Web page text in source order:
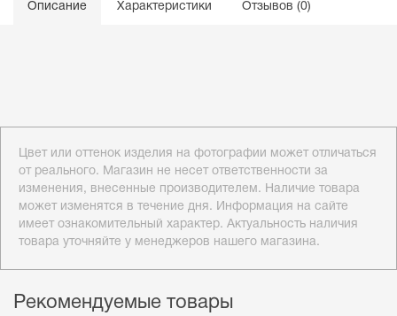
Описание Характеристики Отзывов (0)
Цвет или оттенок изделия на фотографии может отличаться
от реального. Магазин не несет ответственности за
изменения, внесенные производителем. Наличие товара
может изменятся в течение дня. Информация на сайте
имеет ознакомительный характер. Актуальность наличия
товара уточняйте у менеджеров нашего магазина.
Рекомендуемые товары